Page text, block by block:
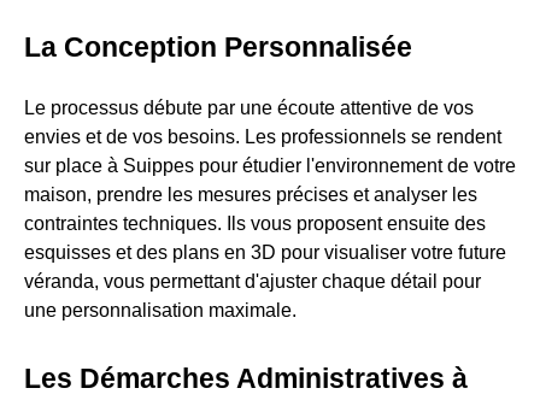
La Conception Personnalisée
Le processus débute par une écoute attentive de vos
envies et de vos besoins. Les professionnels se rendent
sur place à Suippes pour étudier l'environnement de votre
maison, prendre les mesures précises et analyser les
contraintes techniques. Ils vous proposent ensuite des
esquisses et des plans en 3D pour visualiser votre future
véranda, vous permettant d'ajuster chaque détail pour
une personnalisation maximale.
Les Démarches Administratives à